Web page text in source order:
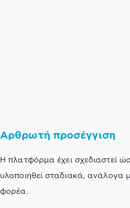
Αρθρωτή προσέγγιση
Η πλατφόρμα έχει σχεδιαστεί
υλοποιηθεί σταδιακά, ανάλογα
φορέα.